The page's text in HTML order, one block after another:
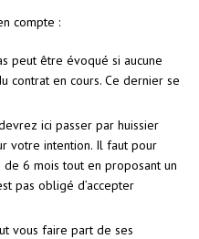
compte :
peut être évoqué si aucune
contrat en cours. Ce dernier se
ici passer par huissier
votre intention. Il faut pour
6 mois tout en proposant un
pas obligé d’accepter
vous faire part de ses